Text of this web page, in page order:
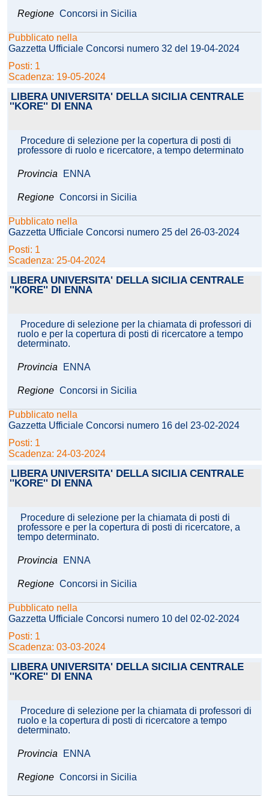
Regione Concorsi in Sicilia
Pubblicato nella
Gazzetta Ufficiale Concorsi numero 32 del 19-04-2024
Posti: 1
Scadenza: 19-05-2024
LIBERA UNIVERSITA' DELLA SICILIA CENTRALE
''KORE'' DI ENNA
Procedure di selezione per la copertura di posti di
professore di ruolo e ricercatore, a tempo determinato
Provincia ENNA
Regione Concorsi in Sicilia
Pubblicato nella
Gazzetta Ufficiale Concorsi numero 25 del 26-03-2024
Posti: 1
Scadenza: 25-04-2024
LIBERA UNIVERSITA' DELLA SICILIA CENTRALE
''KORE'' DI ENNA
Procedure di selezione per la chiamata di professori di
ruolo e per la copertura di posti di ricercatore a tempo
determinato.
Provincia ENNA
Regione Concorsi in Sicilia
Pubblicato nella
Gazzetta Ufficiale Concorsi numero 16 del 23-02-2024
Posti: 1
Scadenza: 24-03-2024
LIBERA UNIVERSITA' DELLA SICILIA CENTRALE
''KORE'' DI ENNA
Procedure di selezione per la chiamata di posti di
professore e per la copertura di posti di ricercatore, a
tempo determinato.
Provincia ENNA
Regione Concorsi in Sicilia
Pubblicato nella
Gazzetta Ufficiale Concorsi numero 10 del 02-02-2024
Posti: 1
Scadenza: 03-03-2024
LIBERA UNIVERSITA' DELLA SICILIA CENTRALE
''KORE'' DI ENNA
Procedure di selezione per la chiamata di professori di
ruolo e la copertura di posti di ricercatore a tempo
determinato.
Provincia ENNA
Regione Concorsi in Sicilia